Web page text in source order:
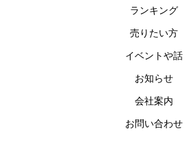
ランキング
売りたい方
イベントや話
お知らせ
会社案内
お問い合わせ